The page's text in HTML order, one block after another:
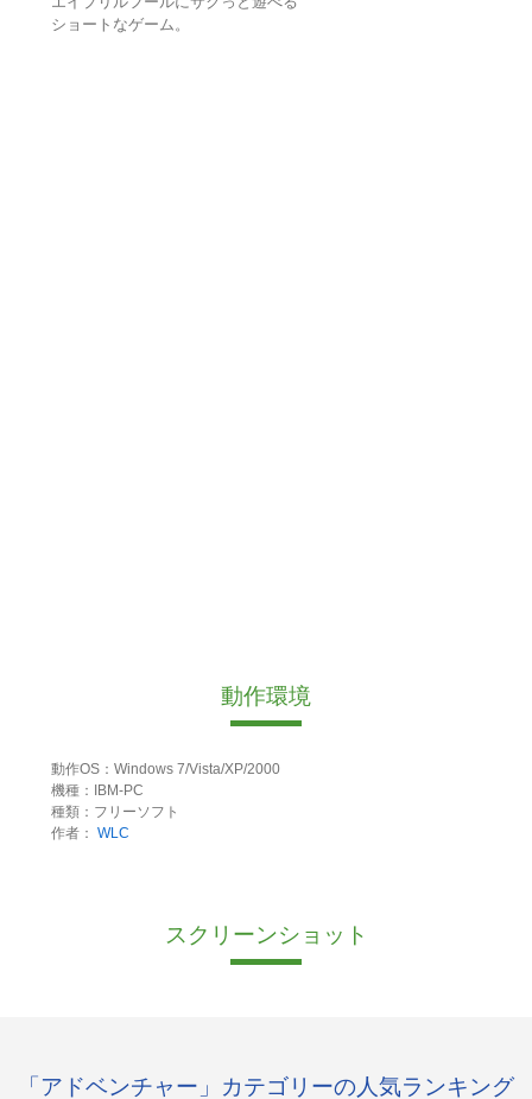
ショートなゲーム。
動作環境
動作OS：Windows 7/Vista/XP/2000
機種：IBM-PC
種類：フリーソフト
作者： WLC
スクリーンショット
「アドベンチャー」カテゴリーの人気ランキング